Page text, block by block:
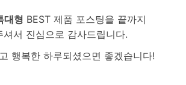
대형 BEST 제품 포스팅을 끝까지
셔서 진심으로 감사드립니다.
행복한 하루되셨으면 좋겠습니다!